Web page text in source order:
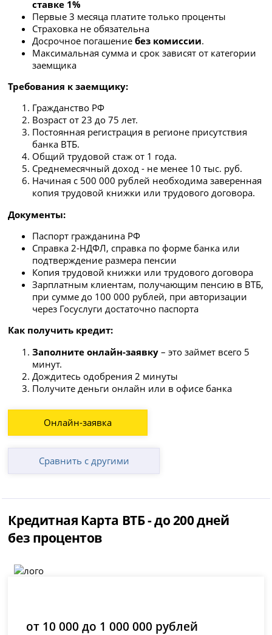
ставке 1%
Первые 3 месяца платите только проценты
Страховка не обязательна
Досрочное погашениебез комиссии.
Максимальная сумма и срок зависят от категории
заемщика
Требования к заемщику:
Гражданство РФ
Возраст от 23 до 75 лет.
Постоянная регистрация в регионе присутствия
банка ВТБ.
Общий трудовой стаж от 1 года.
Среднемесячный доход - не менее 10 тыс. руб.
Начиная с 500 000 рублей необходима заверенная
копия трудовой книжки или трудового договора.
Документы:
Паспорт гражданина РФ
Справка 2-НДФЛ, справка по форме банка или
подтверждение размера пенсии
Копия трудовой книжки или трудового договора
Зарплатным клиентам, получающим пенсию в ВТБ,
при сумме до 100 000 рублей, при авторизации
через Госуслуги достаточно паспорта
Как получить кредит:
Заполните онлайн-заявку – это займет всего 5
минут.
Дождитесь одобрения 2 минуты
Получите деньги онлайн или в офисе банка
Онлайн-заявка
Сравнить с другими
Кредитная Карта ВТБ - до 200 дней
без процентов
от 10 000 до 1 000 000 рублей